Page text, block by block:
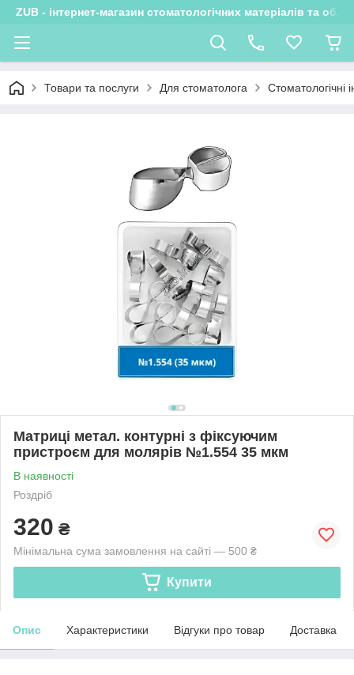
ZUB - інтернет-магазин стоматологічних матеріалів та
Товари та послуги Для стоматолога Стоматологічні
Матриці метал. контурні з фіксуючим
пристроєм для молярів №1.554 35 мкм
В наявності
Роздріб
320 ₴
Мінімальна сума замовлення на сайті — 500 ₴
Купити
Опис Характеристики Відгуки про товар Доставка